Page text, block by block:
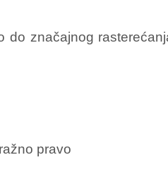
značajnog
pravo